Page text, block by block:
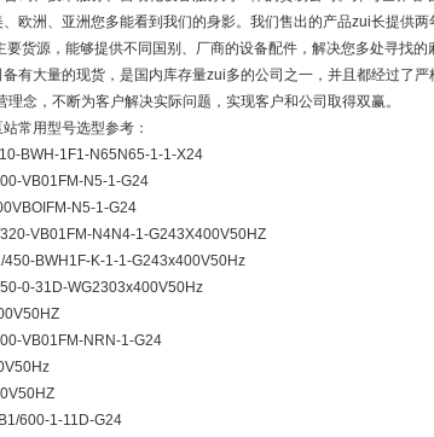
欧洲、亚洲您多能看到我们的身影。我们售出的产品zui长提供
要货源，能够提供不同国别、厂商的设备配件，解决您多处寻找
有大量的现货，是国内库存量zui多的公司之一，并且都经过了
理念，不断为客户解决实际问题，实现客户和公司取得双赢。
站常用型号选型参考：
BWH-1F1-N65N65-1-1-X24
VB01FM-N5-1-G24
N5-1-G24
VB01FM-N4N4-1-G243X400V50HZ
450-BWH1F-K-1-1-G243x400V50Hz
0-31D-WG2303x400V50Hz
VB01FM-NRN-1-G24
600-1-11D-G24